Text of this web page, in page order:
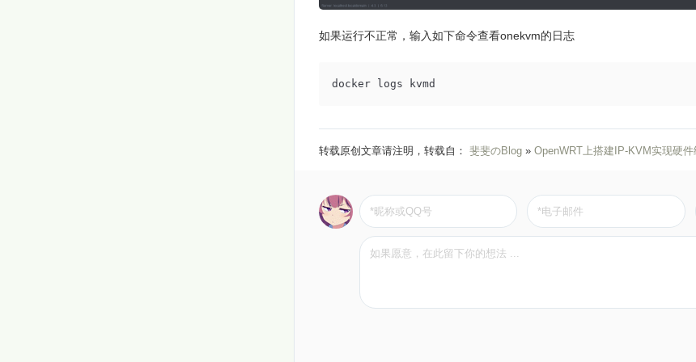
如果运行不正常，输入如下命令查看onekvm的日志
docker logs kvmd
转载原创文章请注明，转载自： 斐斐のBlog» OpenWRT上搭建IP-KVM实现硬件